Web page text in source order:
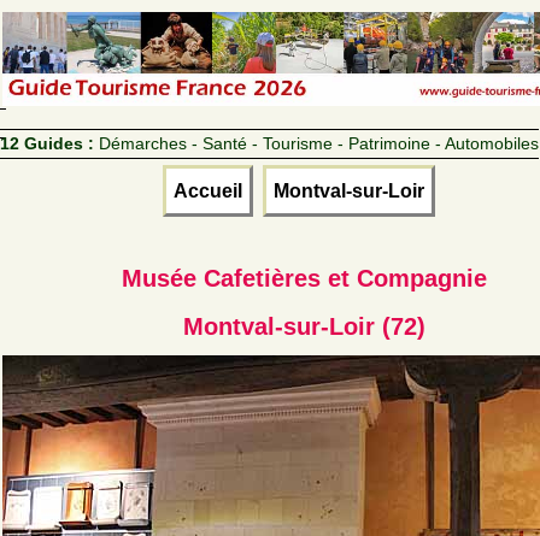
12 Guides : Démarches - Santé - Tourisme - Patrimoine - Automobiles
Accueil Montval-sur-Loir
Musée Cafetières et Compagnie
Montval-sur-Loir (72)